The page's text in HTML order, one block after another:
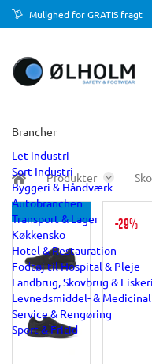
Mulighed for GRATIS fragt
Brancher
Let industri
Sort Industri
Byggeri & Håndværk
Autobranchen
Transport & Lager
Køkkensko
Hotel & Restauration
Fodtøj til Hospital & Pleje
Landbrug, Skovbrug & Fiskeri
Levnedsmiddel- &
Service & Rengøring
Sport & Fritid
Produkter Sko
-29%